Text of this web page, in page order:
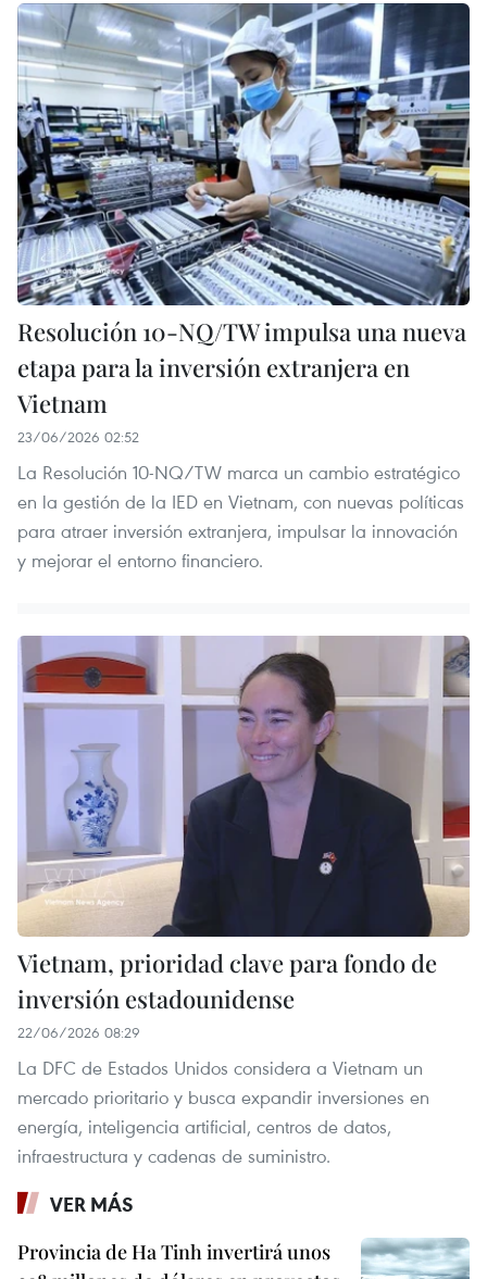
Resolución 10-NQ/TW impulsa una nueva
etapa para la inversión extranjera en
Vietnam
23/06/2026 02:52
La Resolución 10-NQ/TW marca un cambio estratégico
en la gestión de la IED en Vietnam, con nuevas políticas
para atraer inversión extranjera, impulsar la innovación
y mejorar el entorno financiero.
Vietnam, prioridad clave para fondo de
inversión estadounidense
22/06/2026 08:29
La DFC de Estados Unidos considera a Vietnam un
mercado prioritario y busca expandir inversiones en
energía, inteligencia artificial, centros de datos,
infraestructura y cadenas de suministro.
VER MÁS
Provincia de Ha Tinh invertirá unos